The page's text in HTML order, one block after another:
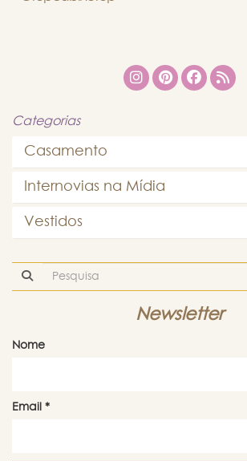
Categorias
Casamento
Internovias na Mídia
Vestidos
Newsletter
Nome
Email *